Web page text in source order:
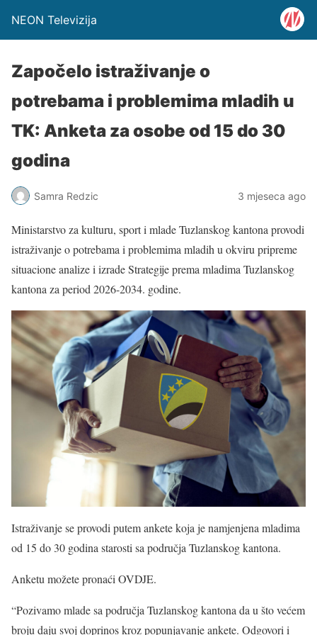
NEON Televizija
Započelo istraživanje o
potrebama i problemima mladih u
TK: Anketa za osobe od 15 do 30
godina
Samra Redzic 3 mjeseca ago
Ministarstvo za kulturu, sport i mlade Tuzlanskog kantona provodi
istraživanje o potrebama i problemima mladih u okviru pripreme
situacione analize i izrade Strategije prema mladima Tuzlanskog
kantona za period 2026-2034. godine.
Istraživanje se provodi putem ankete koja je namjenjena mladima
od 15 do 30 godina starosti sa područja Tuzlanskog kantona.
Anketu možete pronaći OVDJE.
“Pozivamo mlade sa područja Tuzlanskog kantona da u što većem
broju daju svoj doprinos kroz popunjavanje ankete. Odgovori i